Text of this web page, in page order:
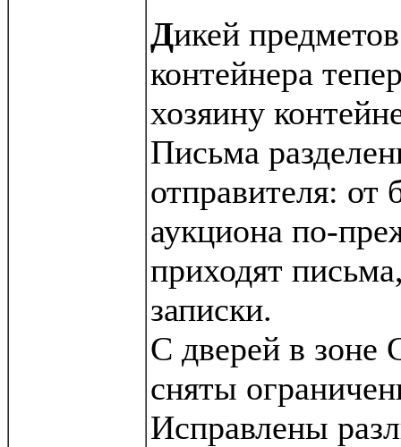
Дикей
контейнера
хозяину
Письма
отправителя: от
аукциона по-
приходят
записки.
С дверей в зоне
сняты
Исправлены